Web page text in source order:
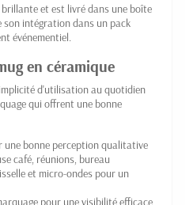
et est livré dans une boîte
intégration dans un pack
événementiel.
en céramique
d'utilisation au quotidien
qui offrent une bonne
bonne perception qualitative
café, réunions, bureau
et micro-ondes pour un
pour une visibilité efficace